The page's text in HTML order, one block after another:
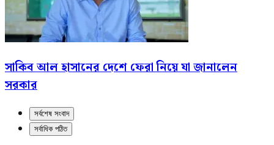
সাকিব আল হাসানের দেশে ফেরা নিয়ে যা জানালেন
সরকার
সর্বশেষ সংবাদ
সর্বাধিক পঠিত